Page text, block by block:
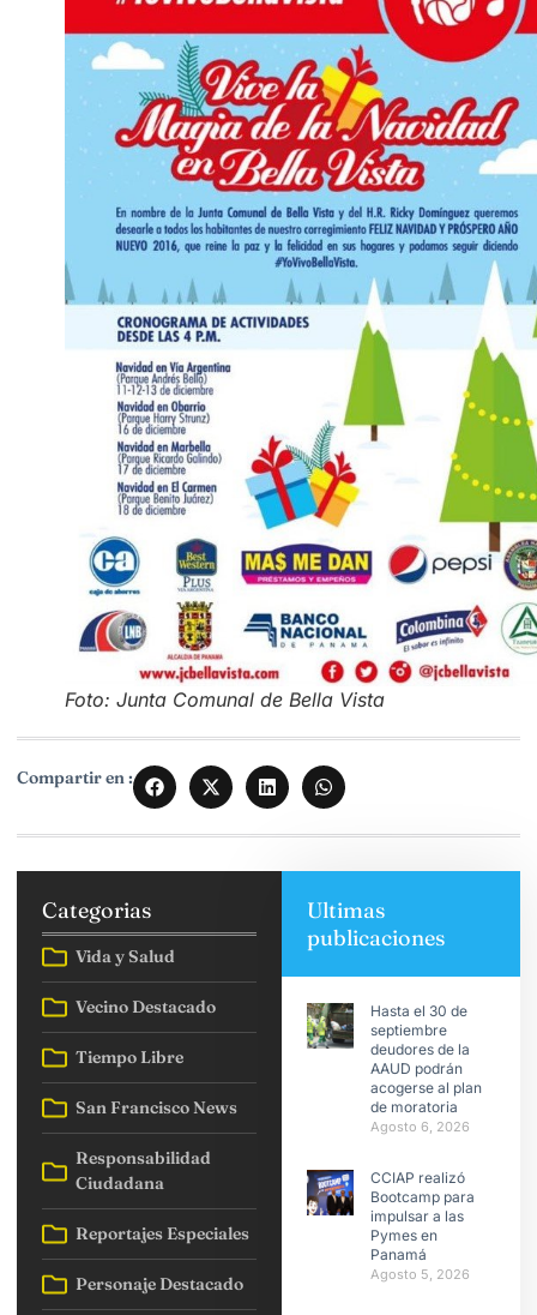
Foto: Junta Comunal de Bella Vista
Compartir en :
Categorias
Vida y Salud
Vecino Destacado
Tiempo Libre
San Francisco News
Responsabilidad
Ciudadana
Reportajes Especiales
Personaje Destacado
Ultimas
publicaciones
Hasta el 30 de
septiembre
deudores de la
AAUD podrán
acogerse al plan
de moratoria
Agosto 6, 2026
CCIAP realizó
Bootcamp para
impulsar a las
Pymes en
Panamá
Agosto 5, 2026